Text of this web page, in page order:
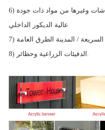
6) الجدران والسقوف والنوافذ والشاشات وغيرها من مواد ذات جودة
عالية الديكور الداخلي
/ المدينة الطرق العامة